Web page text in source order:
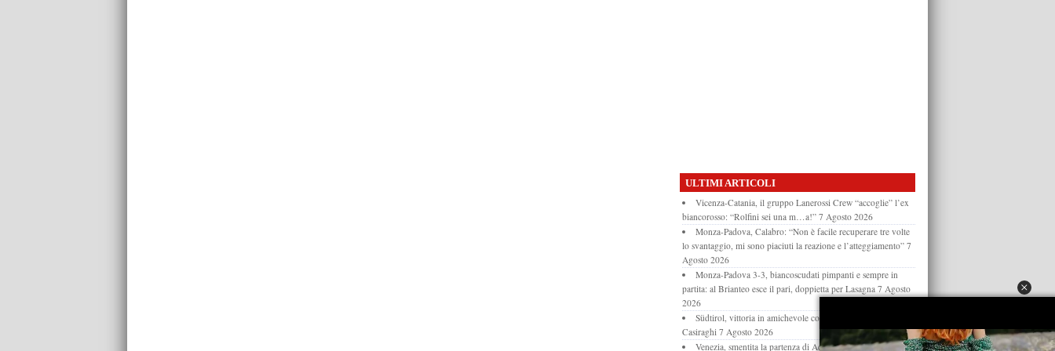
ULTIMI ARTICOLI
Vicenza-Catania, il gruppo Lanerossi Crew “accoglie” l’ex
biancorosso: “Rolfini sei una m…a!” 7 Agosto 2026
Monza-Padova, Calabro: “Non è facile recuperare tre volte
lo svantaggio, mi sono piaciuti la reazione e l’atteggiamento” 7
Agosto 2026
Monza-Padova 3-3, biancoscudati pimpanti e sempre in
partita: al Brianteo esce il pari, doppietta per Lasagna 7 Agosto
2026
Südtirol, vittoria in amichevole con la Virtus Verona: decide
Casiraghi 7 Agosto 2026
Venezia, smentita la partenza di Adorante: l’attaccante